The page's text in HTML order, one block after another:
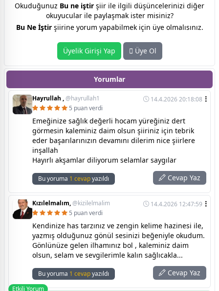
Okuduğunuz Bu ne iştir şiir ile ilgili düşüncelerinizi diğer
okuyucular ile paylaşmak ister misiniz?
Bu Ne İştirşiirine yorum yapabilmek için üye olmalısınız.
Üyelik Girişi Yap Üye Ol
Yorumlar
Hayrullah ,@hayrullah1
14.4.2026 20:18:08
5 puan verdi
Emeğinize sağlık değerli hocam yüreğiniz dert
görmesin kaleminiz daim olsun şiiriniz için tebrik
eder başarılarınızın devamını dilerim nice şiirlere
inşallah
Hayırlı akşamlar diliyorum selamlar saygılar
Bu yoruma 1 cevapyazıldı Cevap Yaz
Kızılelmalım,@kizilelmalim
14.4.2026 12:47:59
5 puan verdi
Kendinize has tarzınız ve zengin kelime hazinesi ile,
yazmış olduğunuz gönül sesinizi beğeniyle okudum.
Gönlünüze gelen ilhamınız bol , kaleminiz daim
olsun, selam ve sevgilerimle kalın sağlıcakla...
Bu yoruma 1 cevapyazıldı Cevap Yaz
Etkili Yorum